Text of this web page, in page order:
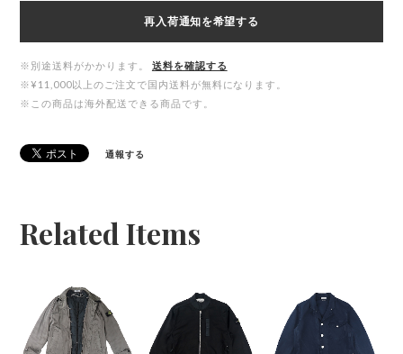
再入荷通知を希望する
※別途送料がかかります。
送料を確認する
※¥11,000以上のご注文で国内送料が無料になります。
※この商品は海外配送できる商品です。
通報する
Related Items